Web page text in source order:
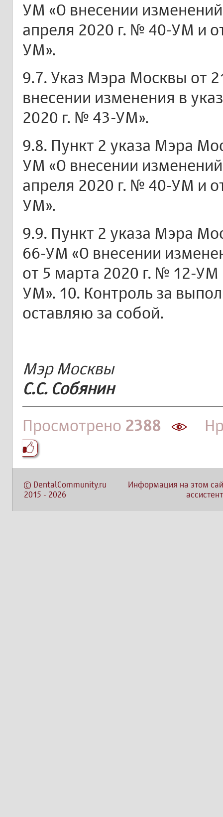
УМ «О внесении
апреля 2020 г. № 40-УМ и
УМ».
9.7. Указ Мэра Москвы от
внесении изменения в
2020 г. № 43-УМ».
9.8. Пункт 2 указа Мэра
УМ «О внесении
апреля 2020 г. № 40-УМ и
УМ».
9.9. Пункт 2 указа Мэра
66-УМ «О внесении
от 5 марта 2020 г. № 12-
УМ». 10. Контроль за
оставляю за собой.
Мэр Москвы
С.С. Собянин
Просмотрено 2388
© DentalCommunity.ru
2015 - 2026
Информация на этом